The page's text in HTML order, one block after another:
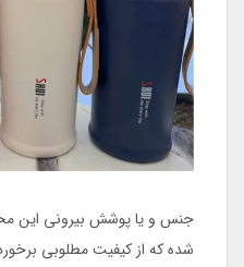
جنس و یا پوشش بیرونی این
شده که از کیفیت مطلوبی